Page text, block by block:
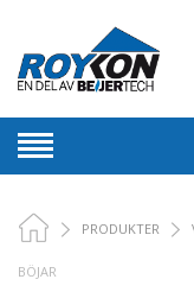
PRODUKTER
BÖJAR